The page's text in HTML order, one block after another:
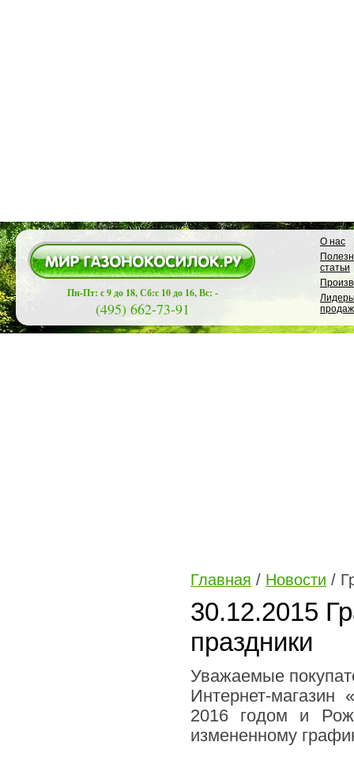
Пн-Пт: с 9 до 18, Сб:с 10 до 16, Вс: -
(495) 662-73-91
О нас
статьи
продаж
Главная / Новости /
30.12.2015
праздники
Уважаемые
Интернет-
2016 годом и
измененному